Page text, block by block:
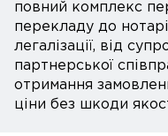
повний комплекс
перекладу до
легалізації, від
партнерської
отримання
ціни без шкоди